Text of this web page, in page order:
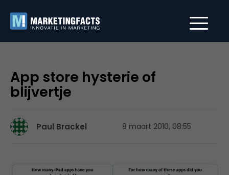
App store hysterie of
blijvertje
Paul Brackel 8 maart 2010, 08:55